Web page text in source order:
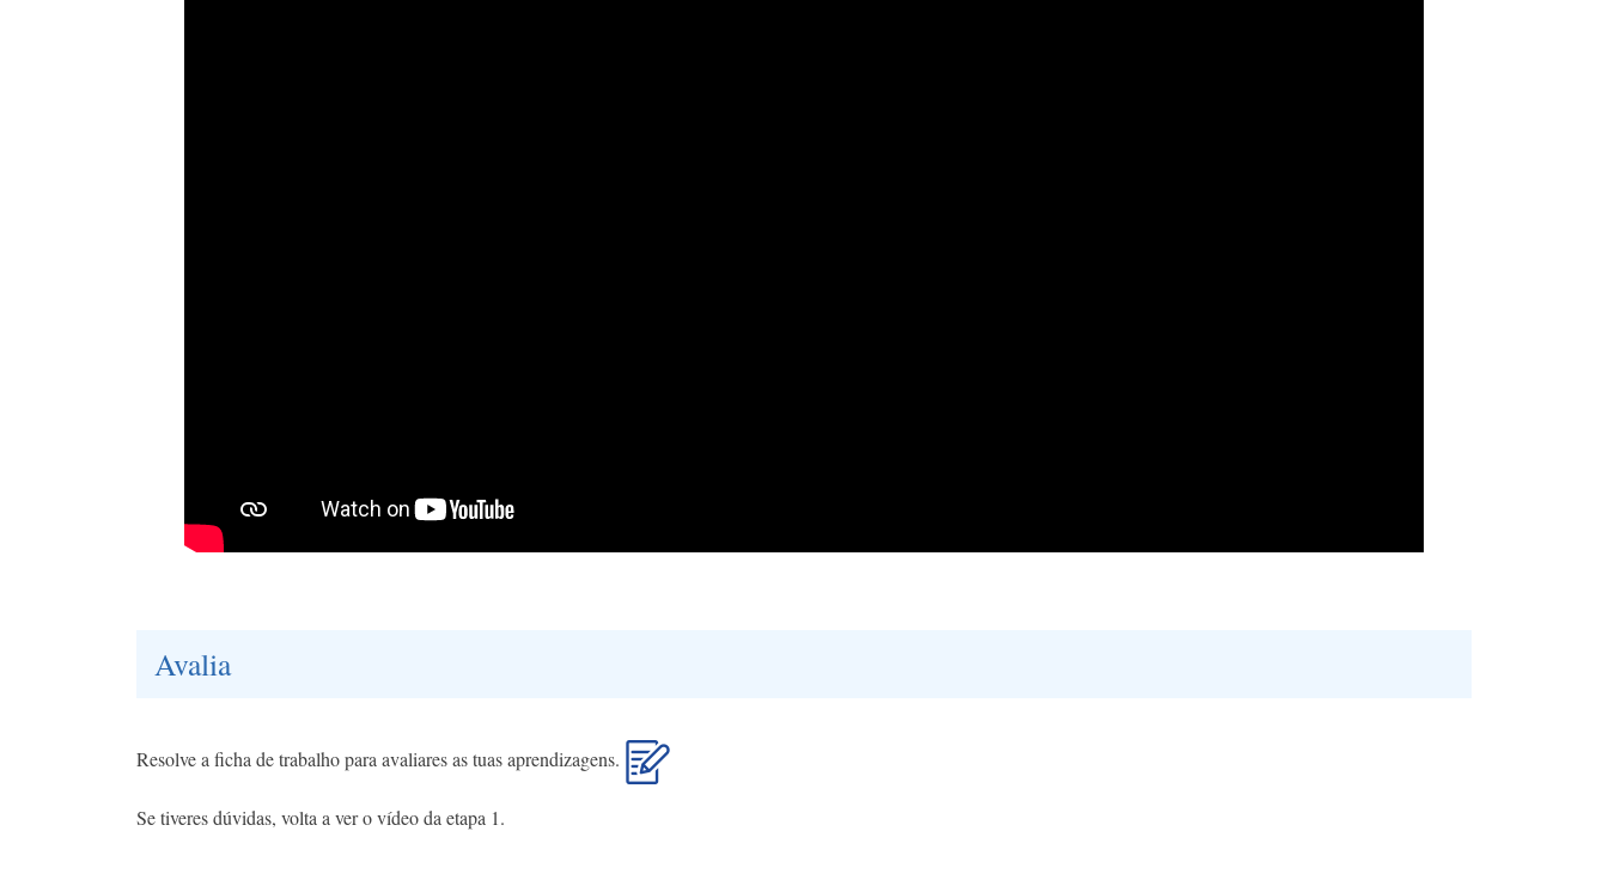
Avalia
Resolve a ficha de trabalho para avaliares as tuas aprendizagens.
Se tiveres dúvidas, volta a ver o vídeo da etapa 1.